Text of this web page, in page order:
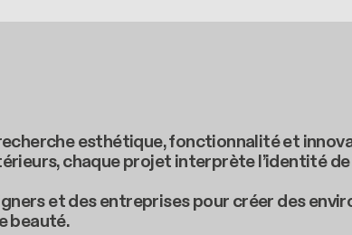
esthétique, fonctionnalité et
chaque projet interprète l’identité
et des entreprises pour créer des
beauté.